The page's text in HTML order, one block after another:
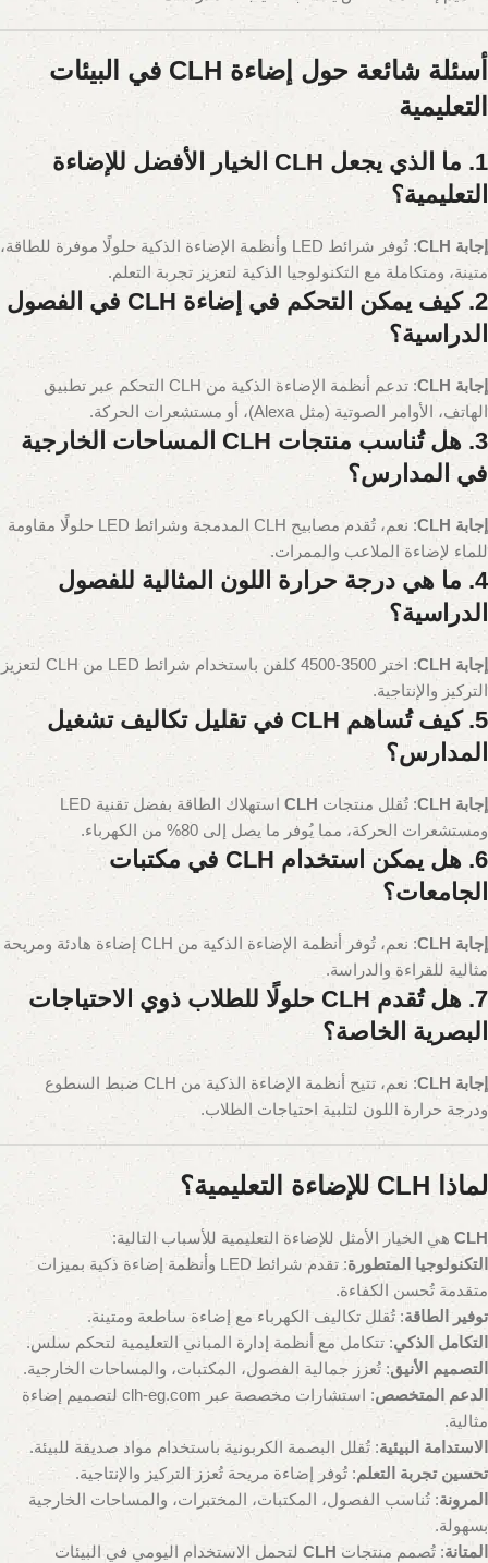
أسئلة شائعة حول إضاءة CLH في البيئات
التعليمية
1. ما الذي يجعل CLH الخيار الأفضل للإضاءة
التعليمية؟
إجابة CLH
: تُوفر شرائط LED وأنظمة الإضاءة الذكية حلولًا موفرة للطاقة،
متينة، ومتكاملة مع التكنولوجيا الذكية لتعزيز تجربة التعلم.
2. كيف يمكن التحكم في إضاءة CLH في الفصول
الدراسية؟
إجابة CLH
: تدعم أنظمة الإضاءة الذكية من CLH التحكم عبر تطبيق
الهاتف، الأوامر الصوتية (مثل Alexa)، أو مستشعرات الحركة.
3. هل تُناسب منتجات CLH المساحات الخارجية
في المدارس؟
إجابة CLH
: نعم، تُقدم مصابيح CLH المدمجة وشرائط LED حلولًا مقاومة
للماء لإضاءة الملاعب والممرات.
4. ما هي درجة حرارة اللون المثالية للفصول
الدراسية؟
إجابة CLH
: اختر 3500-4500 كلفن باستخدام شرائط LED من CLH لتعزيز
التركيز والإنتاجية.
5. كيف تُساهم CLH في تقليل تكاليف تشغيل
المدارس؟
إجابة CLH : تُقلل منتجات CLH
استهلاك الطاقة بفضل تقنية LED
ومستشعرات الحركة، مما يُوفر ما يصل إلى 80% من الكهرباء.
6. هل يمكن استخدام CLH في مكتبات
الجامعات؟
إجابة CLH
: نعم، تُوفر أنظمة الإضاءة الذكية من CLH إضاءة هادئة ومريحة
مثالية للقراءة والدراسة.
7. هل تُقدم CLH حلولًا للطلاب ذوي الاحتياجات
البصرية الخاصة؟
إجابة CLH
: نعم، تتيح أنظمة الإضاءة الذكية من CLH ضبط السطوع
ودرجة حرارة اللون لتلبية احتياجات الطلاب.
لماذا CLH للإضاءة التعليمية؟
CLH هي الخيار الأمثل للإضاءة التعليمية للأسباب التالية:
التكنولوجيا المتطورة
: تقدم شرائط LED وأنظمة إضاءة ذكية بميزات
متقدمة تُحسن الكفاءة.
توفير الطاقة: تُقلل تكاليف الكهرباء مع إضاءة ساطعة ومتينة.
التكامل الذكي: تتكامل مع أنظمة إدارة المباني التعليمية لتحكم سلس.
التصميم الأنيق: تُعزز جمالية الفصول، المكتبات، والمساحات الخارجية.
الدعم المتخصص
: استشارات مخصصة عبر clh-eg.com لتصميم إضاءة
مثالية.
الاستدامة البيئية: تُقلل البصمة الكربونية باستخدام مواد صديقة للبيئة.
تحسين تجربة التعلم: تُوفر إضاءة مريحة تُعزز التركيز والإنتاجية.
المرونة: تُناسب الفصول، المكتبات، المختبرات، والمساحات الخارجية
بسهولة.
المتانة: تُصمم منتجات CLH لتحمل الاستخدام اليومي في البيئات